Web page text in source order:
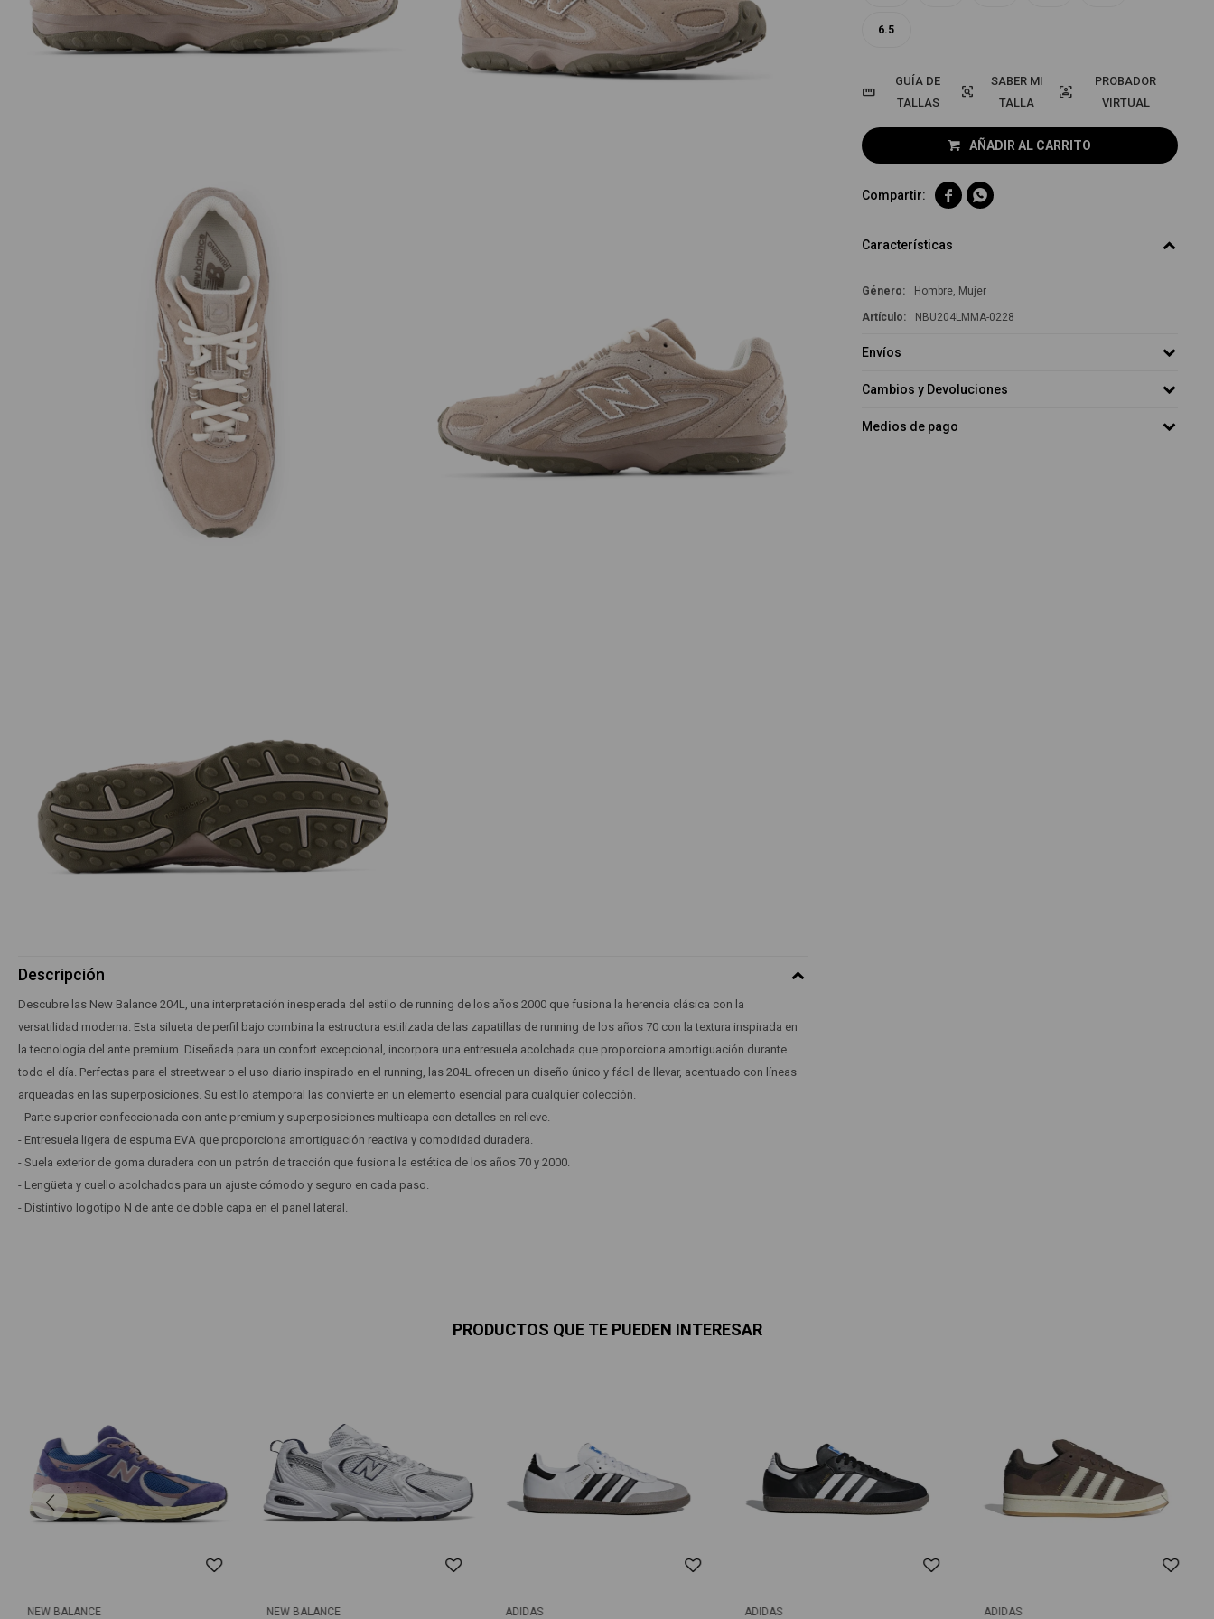
Descripción
Descubre las New Balance 204L, una interpretación inesperada del estilo de running de los años 2000 que fusiona la herencia clásica con la
versatilidad moderna. Esta silueta de perfil bajo combina la estructura estilizada de las zapatillas de running de los años 70 con la textura inspirada en
la tecnología del ante premium. Diseñada para un confort excepcional, incorpora una entresuela acolchada que proporciona amortiguación durante
todo el día. Perfectas para el streetwear o el uso diario inspirado en el running, las 204L ofrecen un diseño único y fácil de llevar, acentuado con líneas
arqueadas en las superposiciones. Su estilo atemporal las convierte en un elemento esencial para cualquier colección.
- Parte superior confeccionada con ante premium y superposiciones multicapa con detalles en relieve.
- Entresuela ligera de espuma EVA que proporciona amortiguación reactiva y comodidad duradera.
- Suela exterior de goma duradera con un patrón de tracción que fusiona la estética de los años 70 y 2000.
- Lengüeta y cuello acolchados para un ajuste cómodo y seguro en cada paso.
- Distintivo logotipo N de ante de doble capa en el panel lateral.
6.5
GUÍA DE
TALLAS
PROBADOR
VIRTUAL
AÑADIR AL CARRITO
 
Características
Género Hombre, Mujer
NBU204LMMA-0228
Envíos
Cambios y Devoluciones
Medios de pago
PRODUCTOS QUE TE PUEDEN INTERESAR
NEW BALANCE NEW BALANCE ADIDAS ADIDAS ADIDAS